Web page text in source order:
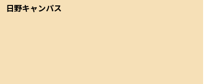
日野キャンパス